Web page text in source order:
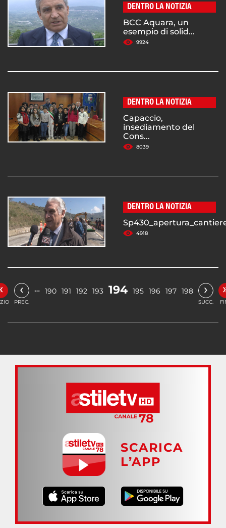
DENTRO LA NOTIZIA
BCC Aquara, un
esempio di solid...
9924
DENTRO LA NOTIZIA
Capaccio,
insediamento del
Cons...
8039
DENTRO LA NOTIZIA
4918
‹
PREC.
… 190 191 192 193 194 195 196 197 198 ›
SUCC.
SCARICA
L’APP